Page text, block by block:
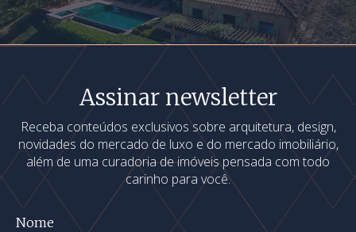
Assinar newsletter
Receba conteúdos exclusivos sobre arquitetura, design,
novidades do mercado de luxo e do mercado imobiliário,
além de uma curadoria de imóveis pensada com todo
carinho para você.
Nome